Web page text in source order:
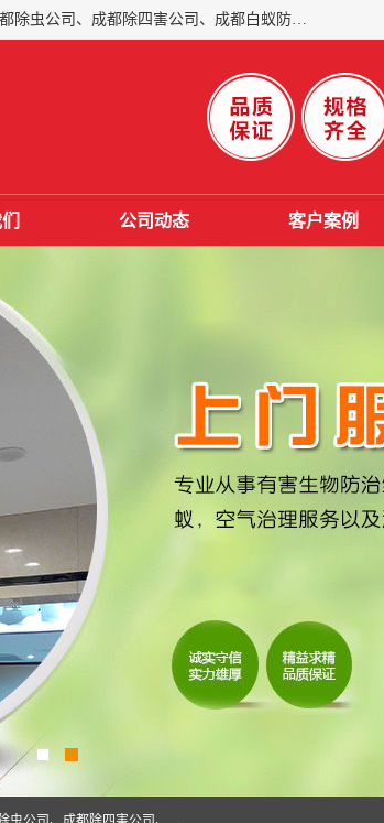
成都仁民有害生物防治服务有限公司是一家经营成都灭跳蚤公司、成都灭鼠公司、成都除虫公司、成都除四害公司、成都白蚁防治公司、成都杀虫公司等。业务覆盖：青白江、郫县、简阳、金堂、乐山、眉山、绵阳、彭州等区域。 由于我们的专业技术和服务态度得到了肯定、 目前公司已经与省内外的多个金 融企业、高端写字楼、星级酒 店、宾馆餐饮企业、学校、制造生产企业、物业小区建立了长期友好的合作关系。
公司动态 客户案例